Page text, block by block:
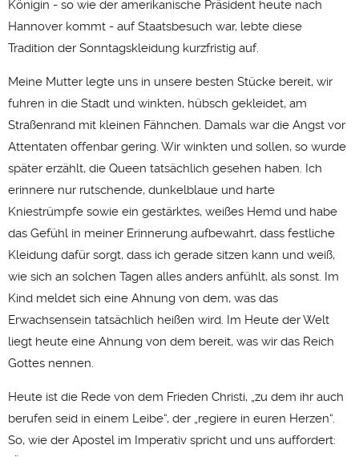
Königin - so wie der amerikanische Präsident heute nach
Hannover kommt - auf Staatsbesuch war, lebte diese
Tradition der Sonntagskleidung kurzfristig auf.
Meine Mutter legte uns in unsere besten Stücke bereit, wir
fuhren in die Stadt und winkten, hübsch gekleidet, am
Straßenrand mit kleinen Fähnchen. Damals war die Angst vor
Attentaten offenbar gering. Wir winkten und sollen, so wurde
später erzählt, die Queen tatsächlich gesehen haben. Ich
erinnere nur rutschende, dunkelblaue und harte
Kniestrümpfe sowie ein gestärktes, weißes Hemd und habe
das Gefühl in meiner Erinnerung aufbewahrt, dass festliche
Kleidung dafür sorgt, dass ich gerade sitzen kann und weiß,
wie sich an solchen Tagen alles anders anfühlt, als sonst. Im
Kind meldet sich eine Ahnung von dem, was das
Erwachsensein tatsächlich heißen wird. Im Heute der Welt
liegt heute eine Ahnung von dem bereit, was wir das Reich
Gottes nennen.
Heute ist die Rede von dem Frieden Christi, „zu dem ihr auch
berufen seid in einem Leibe“, der „regiere in euren Herzen“.
So, wie der Apostel im Imperativ spricht und uns auffordert: